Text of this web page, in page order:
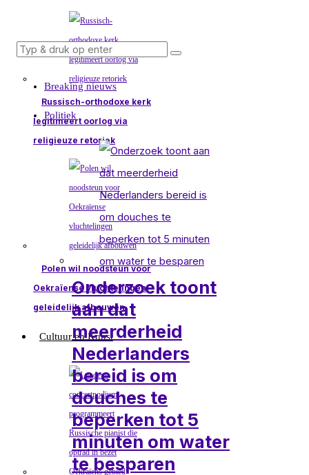
Russisch-orthodoxe kerk
legitimeert oorlog via
religieuze retoriek
Polen wil noodsteun voor
Oekraïense vluchtelingen
geleidelijk afbouwen
Cultuur en Kunst
Breaking nieuws
Politiek
Onderzoek toont
aan dat
meerderheid
Nederlanders
bereid is om
douches te
beperken tot 5
minuten om water
te besparen